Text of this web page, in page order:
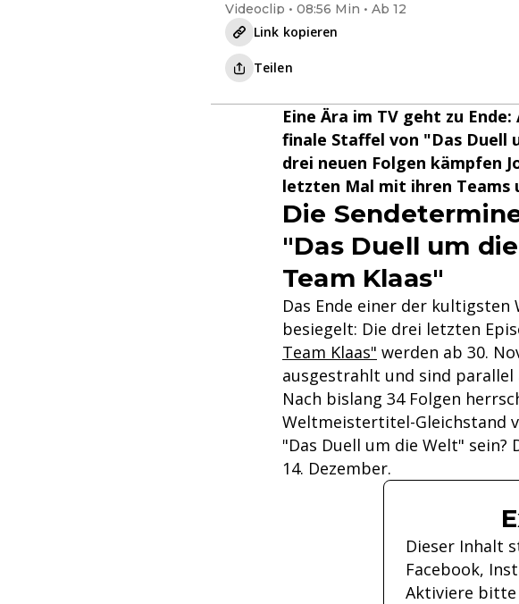
Videoclip • 08:56 Min • Ab 12
Link kopieren
Teilen
Eine Ära im TV geht zu
finale Staffel von "Das Duell
drei neuen Folgen kämpfen
letzten Mal mit ihren
Die
"Das Duell um
Team Klaas"
Das Ende einer der
besiegelt: Die drei letzten
Team Klaas" werden ab 30.
ausgestrahlt und sind parallel
Nach bislang 34 Folgen
Weltmeistertitel-Gleichstand
"Das Duell um die Welt"
14. Dezember.
Dieser Inhalt
Facebook,
Aktiviere bitte